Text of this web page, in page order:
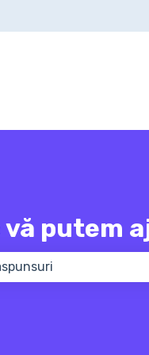
traduceri
vă putem